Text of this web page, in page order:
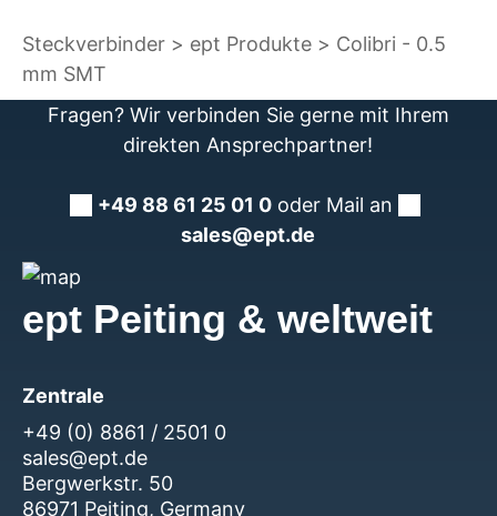
Steckverbinder ept Produkte
Colibri - 0.5
mm SMT
Fragen? Wir verbinden Sie gerne mit Ihrem
direkten Ansprechpartner!
+49 88 61 25 01 0 oder Mail an
sales@ept.de
ept Peiting & weltweit
Zentrale
+49 (0) 8861 / 2501 0
sales@ept.de
Bergwerkstr. 50
86971 Peiting, Germany